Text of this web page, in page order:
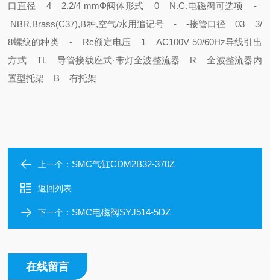
口直径 4 2.2/4 mmΦ阀体形式 0 N.C.电磁阀可选项 -
NBR,Brass(C37),B种,空气/水用追记号 - -接管口径 03 3/
8螺纹的种类 - Rc额定电压 1 AC100V 50/60Hz导线引出
方式 TL 导管接线座式·带灯全波整流器 R 全波整流器内
置型托架 B 有托架
上一个： SMC气缸CDM2B32-370Z
返回列表
下一个： SMC电磁阀SYJ514-5DZ
在线留言